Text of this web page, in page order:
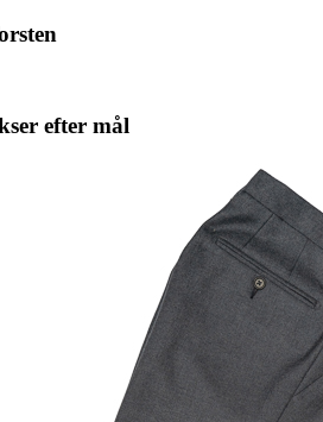
efter mål